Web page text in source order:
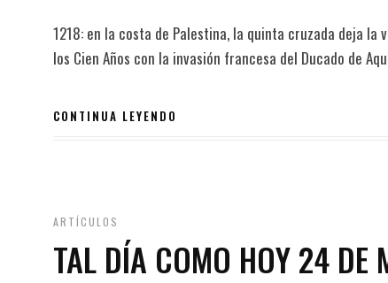
1218: en la costa de Palestina, la quinta cruzada deja la
los Cien Años con la invasión francesa del Ducado de
CONTINUA LEYENDO
ARTÍCULOS
TAL DÍA COMO HOY 24 DE